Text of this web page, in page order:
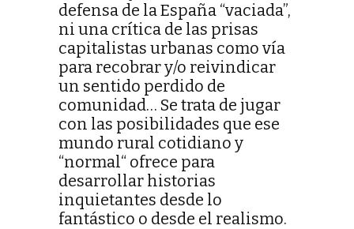
defensa de la España “vaciada”,
ni una crítica de las prisas
capitalistas urbanas como vía
para recobrar y/o reivindicar
un sentido perdido de
comunidad… Se trata de jugar
con las posibilidades que ese
mundo rural cotidiano y
“normal“ ofrece para
desarrollar historias
inquietantes desde lo
fantástico o desde el realismo.